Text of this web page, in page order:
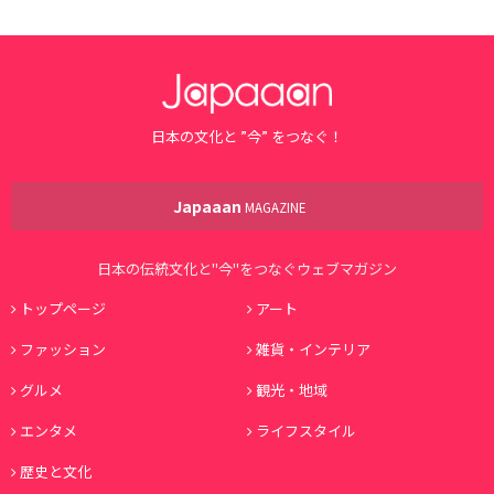
日本の文化と ”今” をつなぐ！
Japaaan MAGAZINE
日本の伝統文化と"今"をつなぐウェブマガジン
トップページ
アート
ファッション
雑貨・インテリア
グルメ
観光・地域
エンタメ
ライフスタイル
歴史と文化